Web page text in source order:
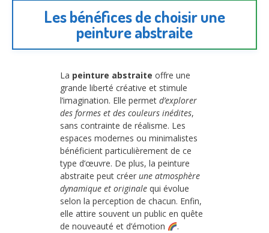
Les bénéfices de choisir une
peinture abstraite
La peinture abstraite offre une
grande liberté créative et stimule
l’imagination. Elle permet d’explorer
des formes et des couleurs inédites,
sans contrainte de réalisme. Les
espaces modernes ou minimalistes
bénéficient particulièrement de ce
type d’œuvre. De plus, la peinture
abstraite peut créer une atmosphère
dynamique et originale qui évolue
selon la perception de chacun. Enfin,
elle attire souvent un public en quête
de nouveauté et d’émotion
.